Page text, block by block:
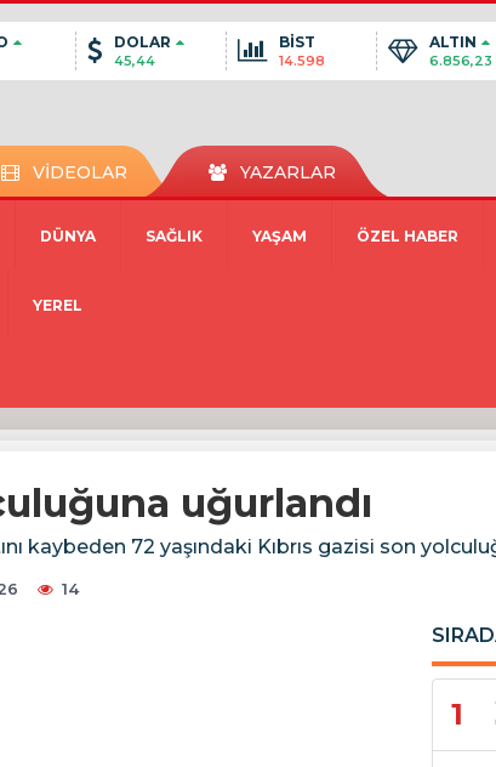
DOLAR
45,44
BİST
14.598
ALTIN
6.856,23
VİDEOLAR YAZARLAR
DÜNYA SAĞLIK YAŞAM ÖZEL HABER
YEREL
uğurlandı
kaybeden 72 yaşındaki Kıbrıs gazisi son
14
1